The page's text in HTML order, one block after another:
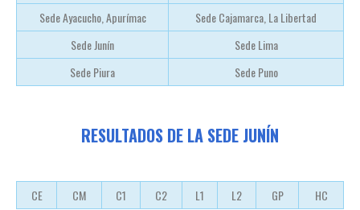
Sede Ayacucho, Apurímac
Sede Cajamarca, La Libertad
Sede Junín
Sede Lima
Sede Piura
Sede Puno
RESULTADOS DE LA SEDE JUNÍN
CE CM C1 C2 L1 L2 GP HC